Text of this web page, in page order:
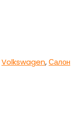
Volkswagen,Салон